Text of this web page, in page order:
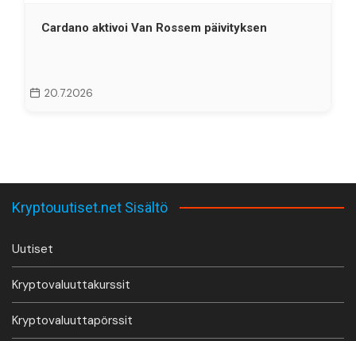
Cardano aktivoi Van Rossem päivityksen
20.7.2026
Kryptouutiset.net Sisältö
Uutiset
Kryptovaluuttakurssit
Kryptovaluuttapörssit